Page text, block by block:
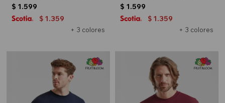
+ 3 colores
$ 1.599
$ 1.359
+ 3 colores
$ 1.599
$ 1.359